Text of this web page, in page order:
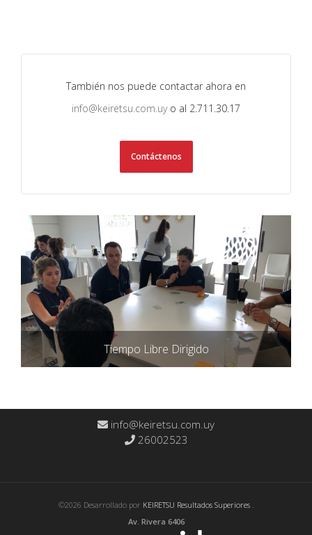
También nos puede contactar ahora en
info@keiretsu.com.uyo al 2.711.30.17
Contáctenos
Tiempo Libre Dirigido
info@keiretsu.com.uy
26002523
©2026 Desarrollado por KEIRETSU Resultados Superiores .
Av. Rivera 6406